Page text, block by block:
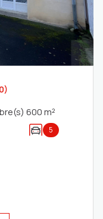
Maison 23 pièce(s) 18 chambre(s) 600 m²
5